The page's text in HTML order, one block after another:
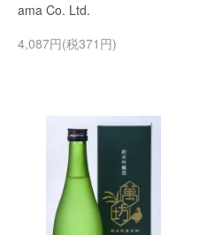
ama Co. Ltd.
4,087円(税371円)